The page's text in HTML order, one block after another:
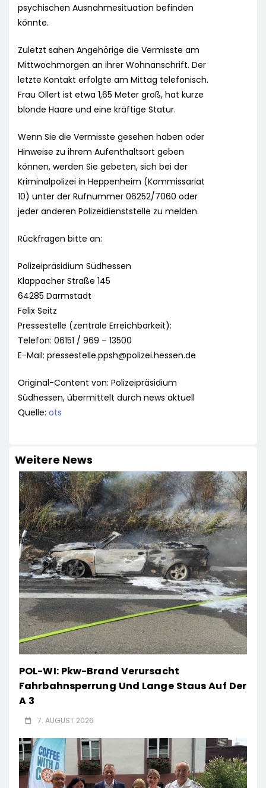
psychischen Ausnahmesituation befinden
könnte.
Zuletzt sahen Angehörige die Vermisste am
Mittwochmorgen an ihrer Wohnanschrift. Der
letzte Kontakt erfolgte am Mittag telefonisch.
Frau Ollert ist etwa 1,65 Meter groß, hat kurze
blonde Haare und eine kräftige Statur.
Wenn Sie die Vermisste gesehen haben oder
Hinweise zu ihrem Aufenthaltsort geben
können, werden Sie gebeten, sich bei der
Kriminalpolizei in Heppenheim (Kommissariat
10) unter der Rufnummer 06252/7060 oder
jeder anderen Polizeidienststelle zu melden.
Rückfragen bitte an:
Polizeipräsidium Südhessen
Klappacher Straße 145
64285 Darmstadt
Felix Seitz
Pressestelle (zentrale Erreichbarkeit):
Telefon: 06151 / 969 – 13500
E-Mail: pressestelle.ppsh@polizei.hessen.de
Original-Content von: Polizeipräsidium
Südhessen, übermittelt durch news aktuell
Quelle: ots
Weitere News
POL-WI: Pkw-Brand Verursacht
Fahrbahnsperrung Und Lange Staus Auf Der
A 3
7. AUGUST 2026